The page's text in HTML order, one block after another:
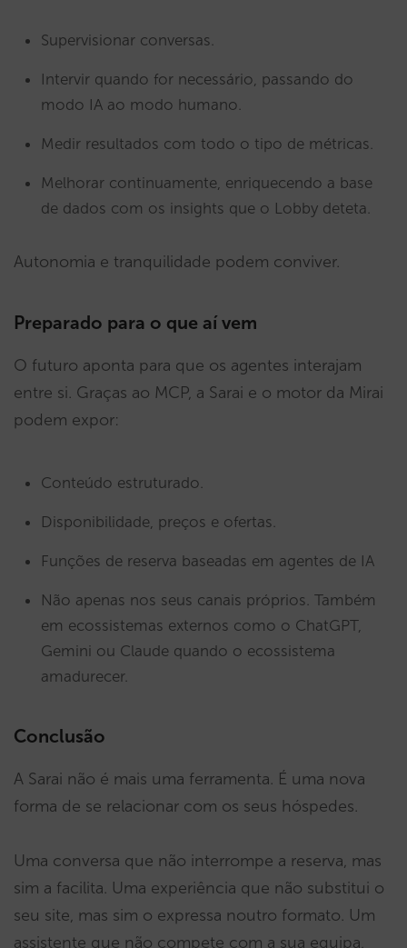
Supervisionar conversas.
Intervir quando for necessário, passando do
modo IA ao modo humano.
Medir resultados com todo o tipo de métricas.
Melhorar continuamente, enriquecendo a base
de dados com os insights que o Lobby deteta.
Autonomia e tranquilidade podem conviver.
Preparado para o que aí vem
O futuro aponta para que os agentes interajam
entre si. Graças ao MCP, a Sarai e o motor da Mirai
podem expor:
Conteúdo estruturado.
Disponibilidade, preços e ofertas.
Funções de reserva baseadas em agentes de IA
Não apenas nos seus canais próprios. Também
em ecossistemas externos como o ChatGPT,
Gemini ou Claude quando o ecossistema
amadurecer.
Conclusão
A Sarai não é mais uma ferramenta. É uma nova
forma de se relacionar com os seus hóspedes.
Uma conversa que não interrompe a reserva, mas
sim a facilita. Uma experiência que não substitui o
seu site, mas sim o expressa noutro formato. Um
assistente que não compete com a sua equipa,